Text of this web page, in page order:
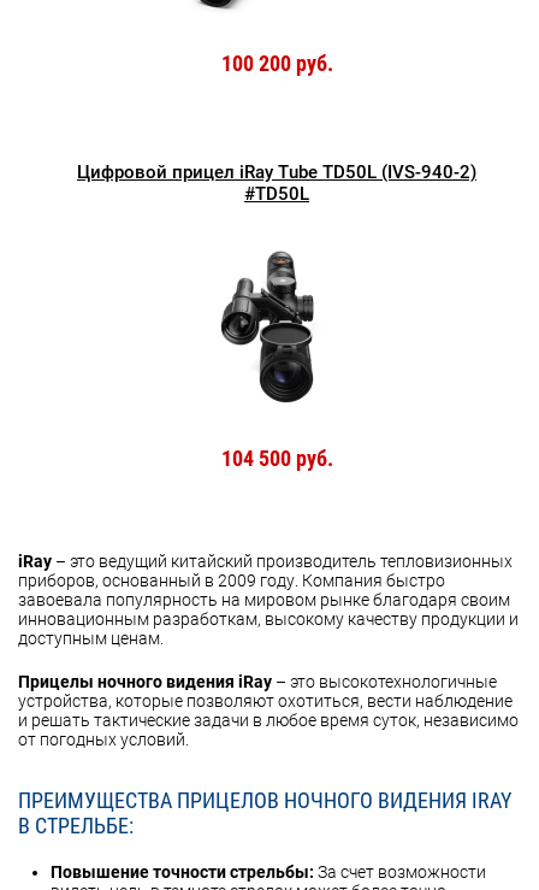
100 200 руб.
Цифровой прицел iRay Tube TD50L (IVS-940-2)
#TD50L
104 500 руб.
iRay – это ведущий китайский производитель тепловизионных
приборов, основанный в 2009 году. Компания быстро
завоевала популярность на мировом рынке благодаря своим
инновационным разработкам, высокому качеству продукции и
доступным ценам.
Прицелы ночного видения iRay – это высокотехнологичные
устройства, которые позволяют охотиться, вести наблюдение
и решать тактические задачи в любое время суток, независимо
от погодных условий.
ПРЕИМУЩЕСТВА ПРИЦЕЛОВ НОЧНОГО ВИДЕНИЯ IRAY
В СТРЕЛЬБЕ:
Повышение точности стрельбы: За счет возможности